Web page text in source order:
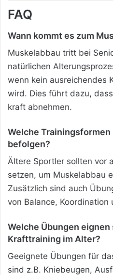
FAQ
Wann kommt es zum
Muskelabbau tritt bei
natürlichen
wenn kein ausreichendes
wird. Dies führt dazu,
kraft abnehmen.
Welche
befolgen?
Ältere Sportler sollten vor
setzen, um Muskelabbau
Zusätzlich sind auch
von Balance,
Welche Übungen eignen
Krafttraining im Alter?
Geeignete Übungen für
sind z.B. Kniebeugen,